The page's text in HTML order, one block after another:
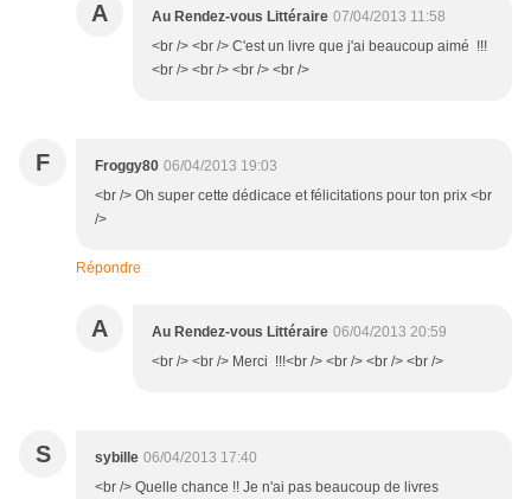
A Au Rendez-vous Littéraire 07/04/2013 11:58
<br /> <br /> C'est un livre que j'ai beaucoup aimé !!!
<br /> <br /> <br /> <br />
F Froggy80 06/04/2013 19:03
<br /> Oh super cette dédicace et félicitations pour ton prix <br
/>
Répondre
A Au Rendez-vous Littéraire 06/04/2013 20:59
<br /> <br /> Merci !!!<br /> <br /> <br /> <br />
S sybille 06/04/2013 17:40
<br /> Quelle chance !! Je n'ai pas beaucoup de livres